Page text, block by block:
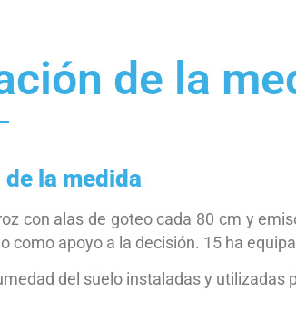
de la
la medida
con alas de goteo cada 80 cm y
como apoyo a la decisión. 15 ha
del suelo instaladas y utilizadas